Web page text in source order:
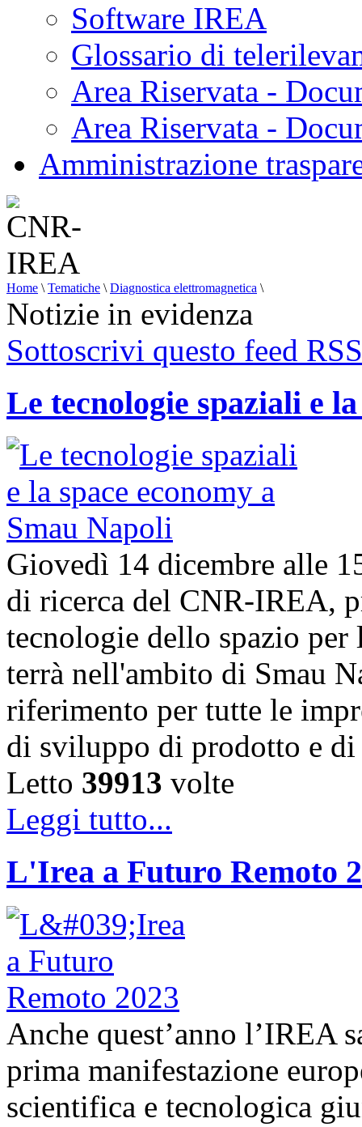
Software IREA
Glossario di
Area Riservata -
Area Riservata -
Amministrazione
Home \ Tematiche \ Diagnostica elettromagnetica \
Notizie in evidenza
Sottoscrivi questo feed RSS
Le tecnologie spaziali e
Giovedì 14 dicembre alle
di ricerca del CNR-IREA,
tecnologie dello spazio per
terrà nell'ambito di Smau
riferimento per tutte le
di sviluppo di prodotto e
Letto 39913 volte
Leggi tutto...
L'Irea a Futuro Remoto
Anche quest’anno l’IREA
prima manifestazione
scientifica e tecnologica